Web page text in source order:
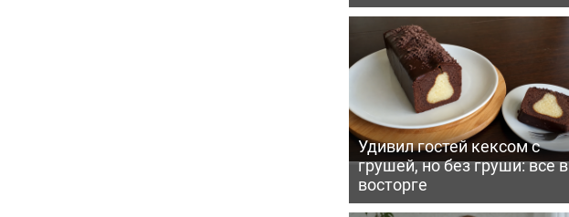
Удивил гостей кексом с
грушей, но без груши: все в
восторге